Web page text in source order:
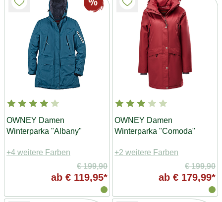
OWNEY Damen
Winterparka "Albany"
+4 weitere Farben
€ 199,90
ab € 119,95*
OWNEY Damen
Winterparka "Comoda"
+2 weitere Farben
€ 199,90
ab € 179,99*